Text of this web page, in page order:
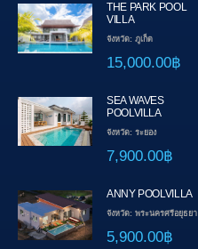
THE PARK POOL
VILLA
จังหวัด: ภูเก็ต
15,000.00฿
SEA WAVES
POOLVILLA
จังหวัด: ระยอง
7,900.00฿
ANNY POOLVILLA
จังหวัด: พระนครศรีอยุธยา
5,900.00฿